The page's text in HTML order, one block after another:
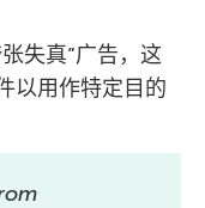
失真”广告，这
以用作特定目的